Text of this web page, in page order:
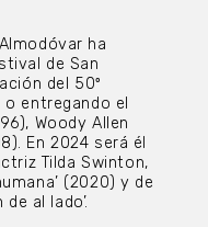
ha
de San
del 50º
entregando el
Woody Allen
En 2024 será él
Tilda Swinton,
(2020) y de
al lado’.